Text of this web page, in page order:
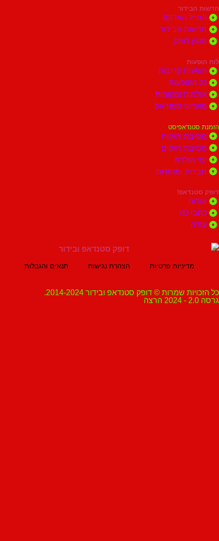
האדום!
הבידור
דופק
קרובות
ומקומות
סטנדאפ
רווקות
רווקים
ומוסדות
לנו
מדיניות פרטיות הצהרת נגישות תנאים והגבלות
שמרות © דופק סטנדאפ ובידור 2014-2024.